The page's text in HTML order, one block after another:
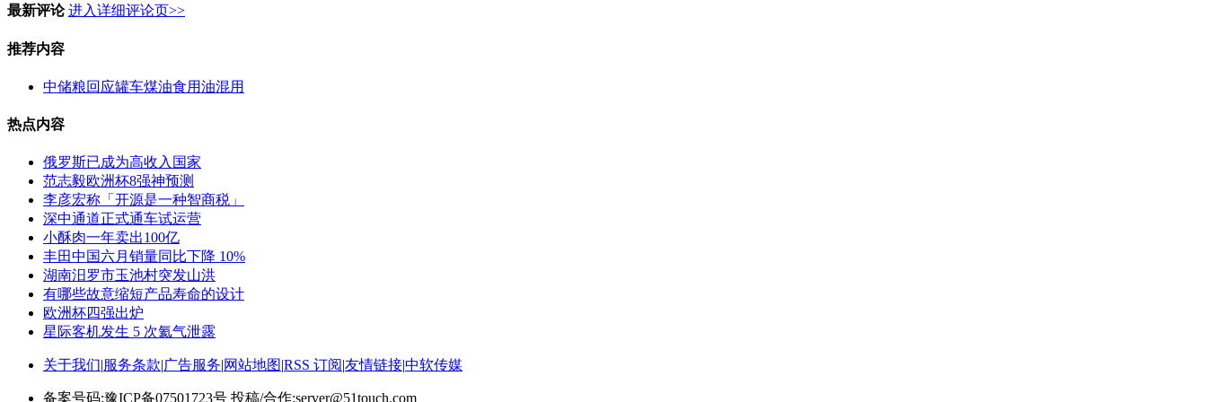
最新评论 进入详细评论页>>
推荐内容
中储粮回应罐车煤油食用油混用
热点内容
俄罗斯已成为高收入国家
范志毅欧洲杯8强神预测
李彦宏称「开源是一种智商税」
深中通道正式通车试运营
小酥肉一年卖出100亿
丰田中国六月销量同比下降 10%
湖南汨罗市玉池村突发山洪
有哪些故意缩短产品寿命的设计
欧洲杯四强出炉
星际客机发生 5 次氦气泄露
关于我们|服务条款|广告服务|网站地图|RSS 订阅|友情链接|中软传媒
备案号码:豫ICP备07501723号 投稿/合作:server@51touch.com